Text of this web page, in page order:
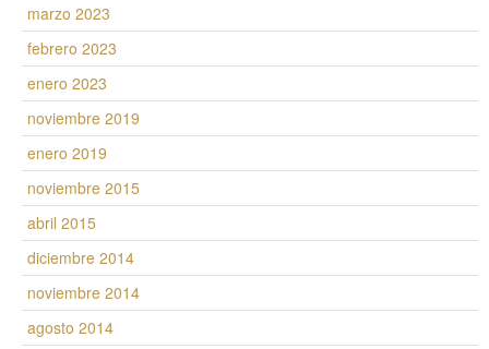
marzo 2023
febrero 2023
enero 2023
noviembre 2019
enero 2019
noviembre 2015
abril 2015
diciembre 2014
noviembre 2014
agosto 2014